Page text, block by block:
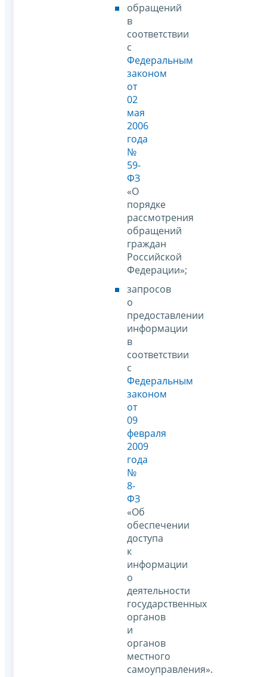
обращений
в
соответствии
с
Федеральным
законом
от
02
мая
2006
года
№
59-
ФЗ
«О
порядке
рассмотрения
обращений
граждан
Российской
Федерации»;
запросов
о
предоставлении
информации
в
соответствии
с
Федеральным
законом
от
09
февраля
2009
года
№
8-
ФЗ
«Об
обеспечении
доступа
к
информации
о
деятельности
государственных
органов
и
органов
местного
самоуправления».